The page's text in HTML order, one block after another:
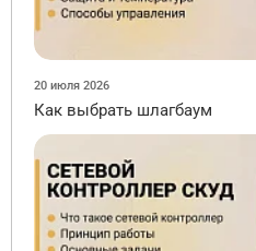
20 июля 2026
Как выбрать шлагбаум